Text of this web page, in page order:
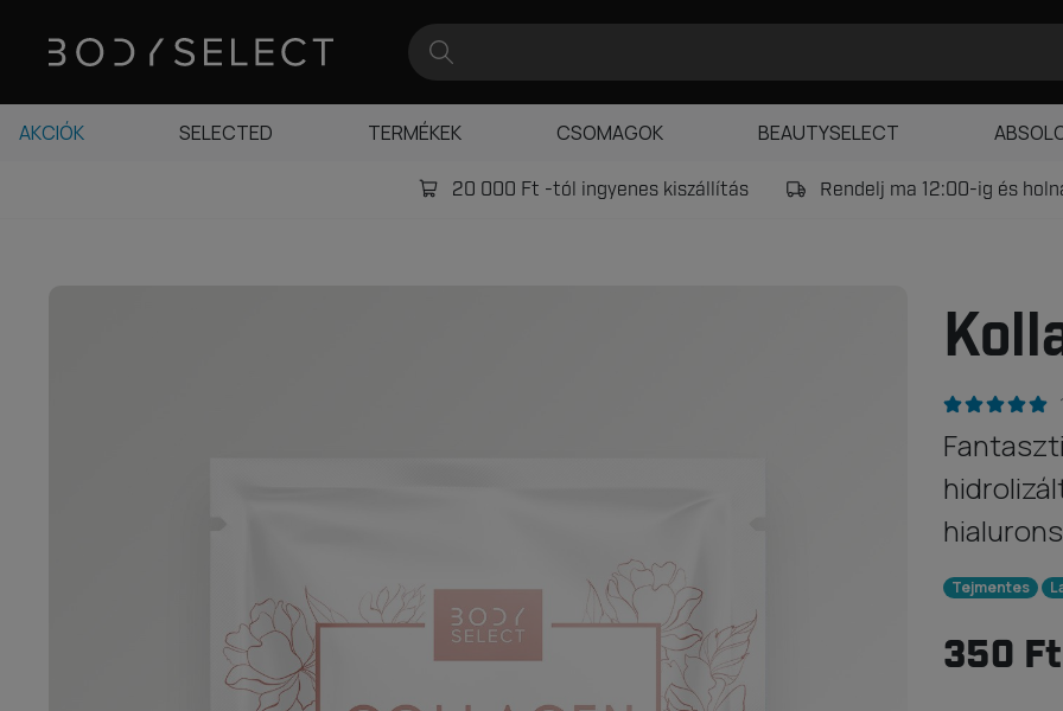
20 000 Ft -tól ingyenes kiszállítás Rendelj ma 12:00-ig és
Tejmentes
350 Ft
AKCIÓK SELECTED TERMÉKEK CSOMAGOK BEAUTYSELECT